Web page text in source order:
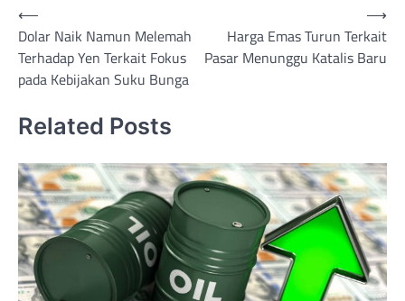
Post
navigation
⟵
Dolar Naik Namun Melemah
Terhadap Yen Terkait Fokus
pada Kebijakan Suku Bunga
Harga Emas Turun Terkait
Pasar Menunggu Katalis Baru
⟶
Related Posts